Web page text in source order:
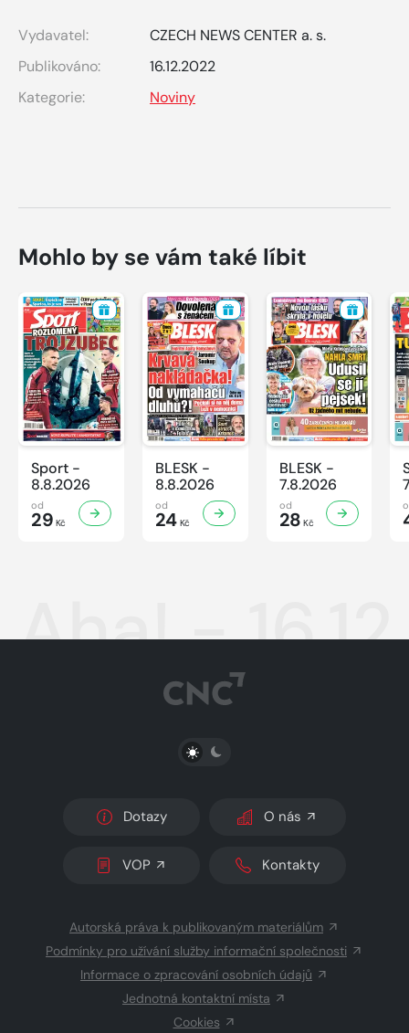
Vydavatel:
CZECH NEWS CENTER a. s.
Publikováno:
16.12.2022
Kategorie:
Noviny
Mohlo by se vám také líbit
Sport -
8.8.2026
od
29 Kč
BLESK -
8.8.2026
od
24Kč
BLESK -
7.8.2026
od
28 Kč
Aha! -
PŘEPNOUT SVĚTLÝ/TMAVÝ REŽIM
Dotazy O nás
VOP Kontakty
Autorská práva k publikovaným materiálům
Podmínky pro užívání služby informační společnosti
Informace o zpracování osobních údajů
Jednotná kontaktní místa
Cookies